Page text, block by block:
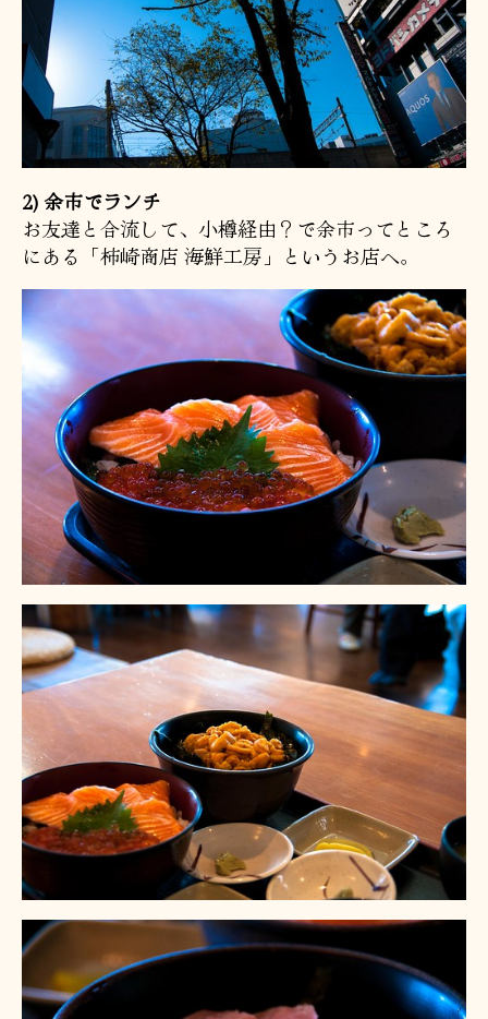
2) 余市でランチ
お友達と合流して、小樽経由？で余市ってところ
にある「柿崎商店 海鮮工房」というお店へ。